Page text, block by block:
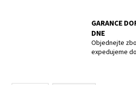
GARANCE
DNE
Objednejte
expedujeme